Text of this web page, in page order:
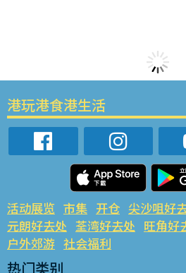
港玩港食港生活
活动展览 市集 开仓 尖沙咀好
元朗好去处 荃湾好去处 旺角好
户外郊游 社会福利
热门类别